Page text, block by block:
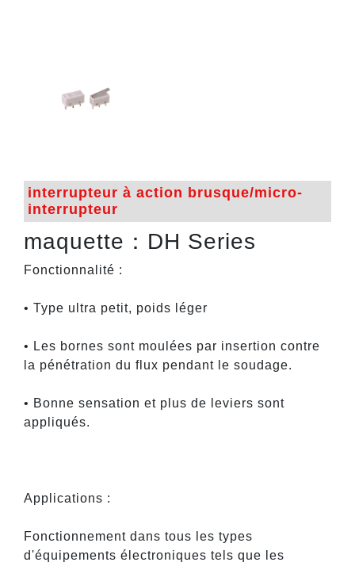
interrupteur à action brusque/micro-
interrupteur
maquette：DH Series
Fonctionnalité :
• Type ultra petit, poids léger
• Les bornes sont moulées par insertion contre
la pénétration du flux pendant le soudage.
• Bonne sensation et plus de leviers sont
appliqués.
Applications :
Fonctionnement dans tous les types
d'équipements électroniques tels que les